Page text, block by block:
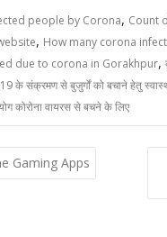
people by Corona, Count
, How many corona
due to corona in Gorakhpur,
19 के संक्रमण से बुजुर्गों को बचाने हेतु
कोरोना वायरस से बचने के लिए
Gaming Apps